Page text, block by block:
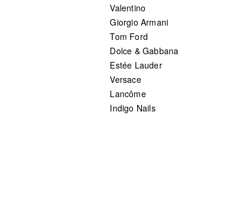
Valentino
Giorgio Armani
Tom Ford
Dolce & Gabbana
Estée Lauder
Versace
Lancôme
Indigo Nails